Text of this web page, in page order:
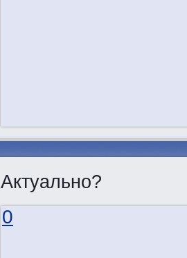
Актуально?
0